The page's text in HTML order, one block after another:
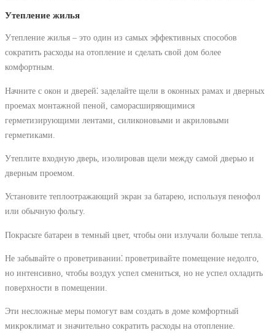
Утепление жилья
Утепление жилья ‒ это один из самых эффективных способов
сократить расходы на отопление и сделать свой дом более
комфортным.
Начните с окон и дверей⁚ заделайте щели в оконных рамах и дверных
проемах монтажной пеной, саморасширяющимися
герметизирующими лентами, силиконовыми и акриловыми
герметиками.
Утеплите входную дверь, изолировав щели между самой дверью и
дверным проемом.
Установите теплоотражающий экран за батарею, используя пенофол
или обычную фольгу.
Покрасьте батареи в темный цвет, чтобы они излучали больше тепла.
Не забывайте о проветривании⁚ проветривайте помещение недолго,
но интенсивно, чтобы воздух успел смениться, но не успел охладить
поверхности в помещении.
Эти несложные меры помогут вам создать в доме комфортный
микроклимат и значительно сократить расходы на отопление.